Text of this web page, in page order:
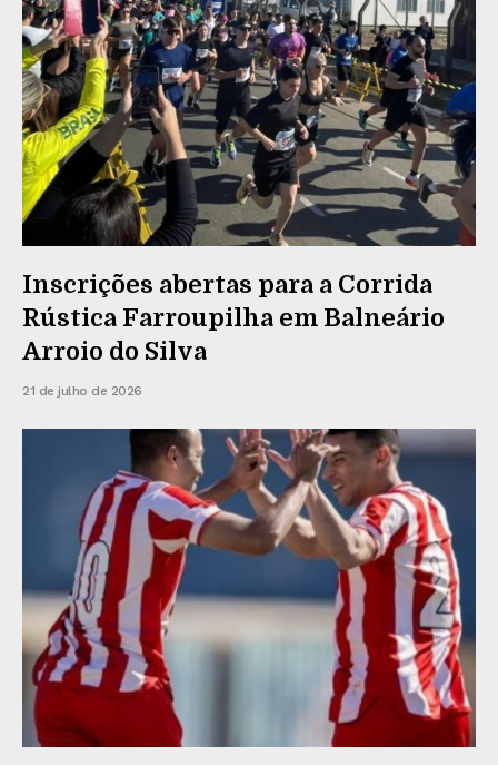
Inscrições abertas para a Corrida
Rústica Farroupilha em Balneário
Arroio do Silva
21 de julho de 2026